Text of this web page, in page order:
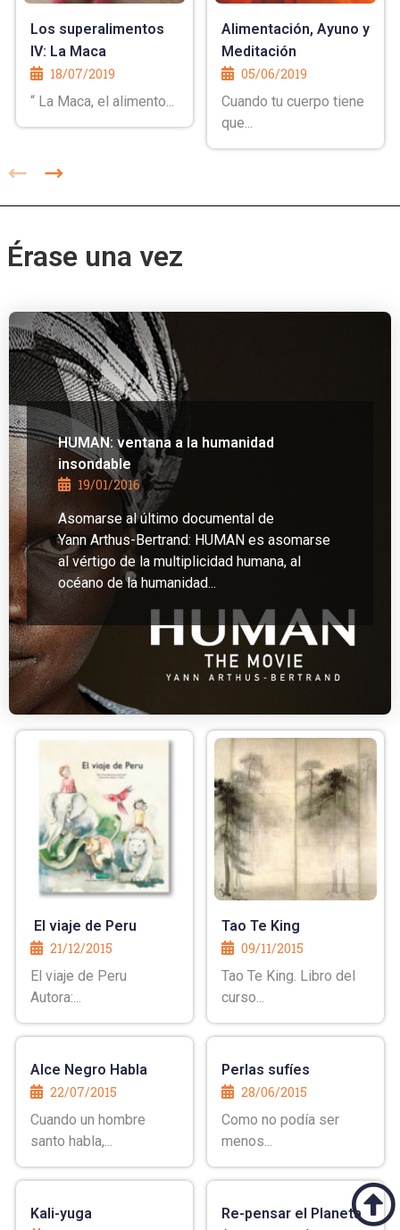
Los superalimentos
IV: La Maca
18/07/2019
“ La Maca, el alimento...
Alimentación, Ayuno y
Meditación
05/06/2019
Cuando tu cuerpo tiene
que...
Érase una vez
HUMAN: ventana a la humanidad
insondable
19/01/2016
Asomarse al último documental de
Yann Arthus-Bertrand: HUMAN es asomarse
al vértigo de la multiplicidad humana, al
océano de la humanidad...
El viaje de Peru
21/12/2015
El viaje de Peru
Autora:...
Tao Te King
09/11/2015
Tao Te King. Libro del
curso...
Alce Negro Habla
22/07/2015
Cuando un hombre
santo habla,...
Perlas sufíes
28/06/2015
Como no podía ser
menos...
Kali-yuga
Re-pensar el Planeta